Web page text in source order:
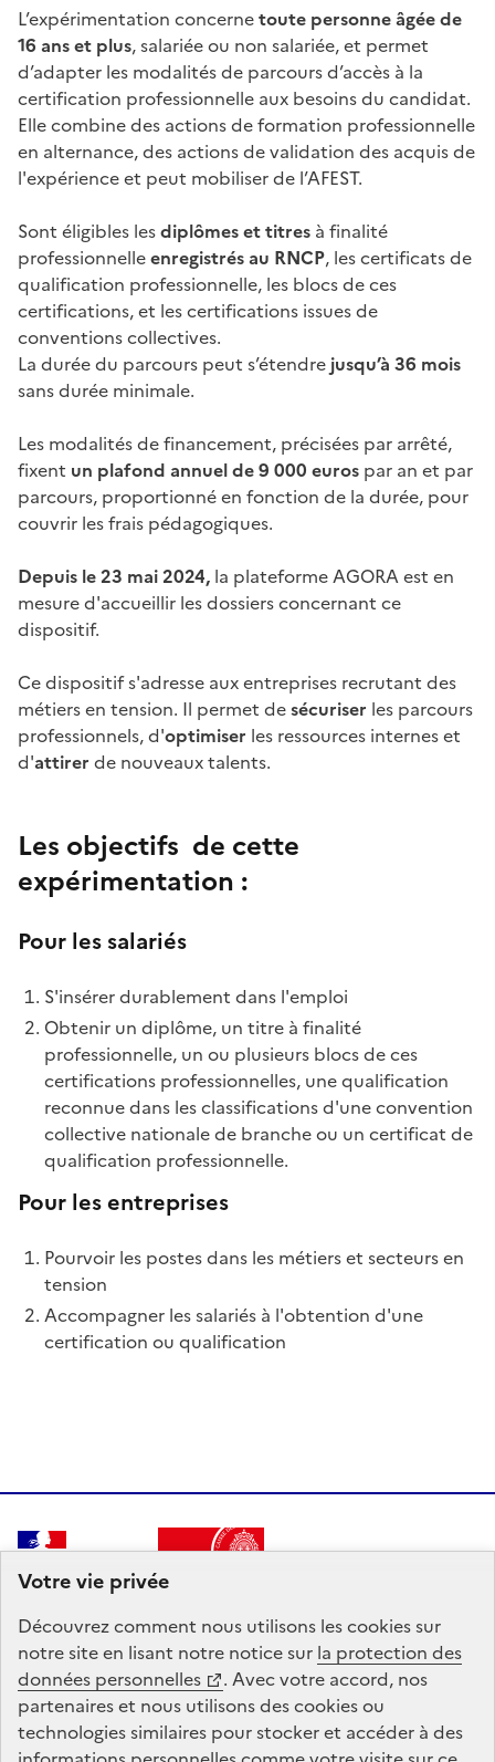
Votre vie privée
Découvrez comment nous utilisons lescookiessur
notre site en lisant notre notice sur la protection des
données personnelles
. Avec votre accord, nos
partenaires et nous utilisons descookiesou
technologies similaires pour stocker et accéder à des
L’expérimentation concernetoute personne âgée de
16 ans et plus, salariée ou non salariée, et permet
d’adapter les modalités de parcours d’accès à la
certification professionnelle aux besoins du candidat.
Elle combine des actions de formation professionnelle
en alternance, des actions de validation des acquis de
l'expérience et peut mobiliser de l’AFEST.
Sont éligibles lesdiplômes et titres à finalité
professionnelleenregistrés au RNCP, les certificats de
qualification professionnelle, les blocs de ces
certifications, et les certifications issues de
conventions collectives.
La durée du parcours peut s’étendre jusqu’à 36 mois
sans durée minimale.
Les modalités de financement, précisées par arrêté,
fixent un plafond annuel de 9 000 euros par an et par
parcours, proportionné en fonction de la durée, pour
couvrir les frais pédagogiques.
Depuis le 23 mai 2024, la plateforme AGORA est en
mesure d'accueillir les dossiers concernant ce
dispositif.
Ce dispositif s'adresse aux entreprises recrutant des
métiers en tension. Il permet desécuriser les parcours
professionnels, d'optimiser les ressources internes et
d'attirer de nouveaux talents.
Les objectifs de cette
expérimentation :
Pour les salariés
S'insérer durablement dans l'emploi
Obtenir un diplôme, un titre à finalité
professionnelle, un ou plusieurs blocs de ces
certifications professionnelles, une qualification
reconnue dans les classifications d'une convention
collective nationale de branche ou un certificat de
qualification professionnelle.
Pour les entreprises
Pourvoir les postes dans les métiers et secteurs en
tension
Accompagner les salariés à l'obtention d'une
certification ou qualification
FRANÇAISE
Mon hub de données Agora est un service intégré à
Mon Compte Formation, mandaté par leministère du
Travail et de l'Emploi
.